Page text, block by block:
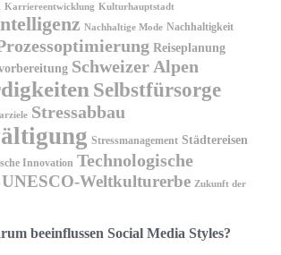
Karriereentwicklung Kulturhauptstadt
Nachhaltige Mode Nachhaltigkeit
Reiseplanung
Schweizer Alpen
Selbstfürsorge
Stressabbau
Stressmanagement Städtereisen
Innovation Technologische
UNESCO-Weltkulturerbe Zukunft der
beeinflussen Social Media Styles?